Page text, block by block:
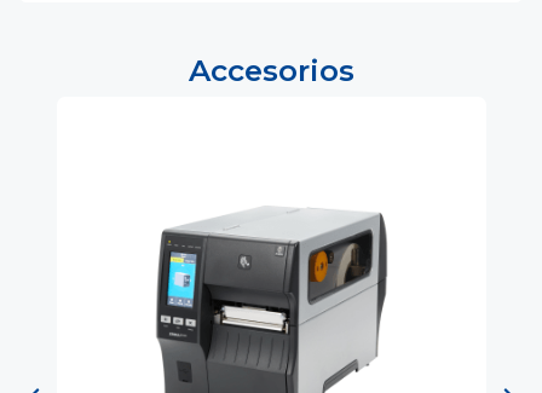
Accesorios